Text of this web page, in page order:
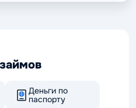
Деньги по
паспорту